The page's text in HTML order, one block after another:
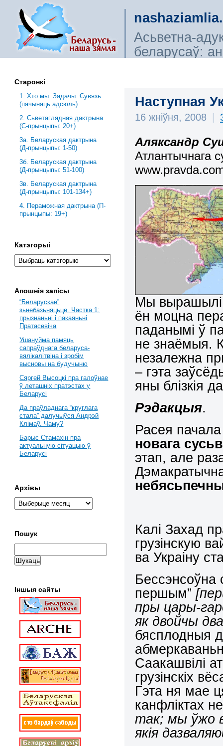
Асьветна-
беларусаў:
Наступная
16 жніўня, 2008 |
Аляксандр
Атлантычнагас
www.pravda.
Мы вырашылі
ён моцна
паданымі ў
не знаёмыя.
незалежна
– гэта
яны блізкія
Рэдакцыя.
Расея пачала
новага
этап, але
Калі Захад
грузінскую
ва Украіну
Бессэнсоўна
першым”
пры цары-
як двойчы
бясплодныя
Саакашвілі
грузінскіх
Гэта ня мае
канфліктах
так; мы ўжо
якія
Старонкі
1. Хто мы. Задачы. Сувязь.
(пачынаць адсюль)
2. Сьветаглядная дактрына
(С-прынцыпы: 20+)
3a. Беларуская дактрына
(Д-прынцыпы: 1-50)
3б. Беларуская дактрына
(Д-прынцыпы: 51-100)
3в. Беларуская дактрына
(Д-прынцыпы: 101-134+)
4. Пераможная дактрына (П-
прынцыпы: 19+)
Катэгорыі
Апошнія запісы
“Беларускае”
зьнебазьняцьце. Частка 1:
прызнаньні і пакаяньні
Пратасевіча
Ушануйма памяць
сапраўднага беларуса-
вялікалітвіна і зробім
высновы на будучыню
Сяргей Высоцкі пра галоўнае
ў леташніх пратэстах у
Беларусі
Да праўладнага “круглага
стала” далучыўся Андрэй
Клімаў. Чаму?
Барыс Стамахін пра
актуальную сітуацыю ў
Беларусі
Архівы
Пошук
Іншыя сайты